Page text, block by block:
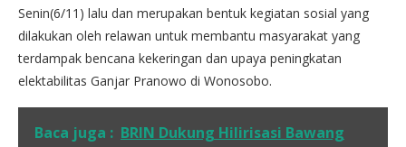
Senin(6/11) lalu dan merupakan bentuk kegiatan sosial yang
dilakukan oleh relawan untuk membantu masyarakat yang
terdampak bencana kekeringan dan upaya peningkatan
elektabilitas Ganjar Pranowo di Wonosobo.
Baca juga : BRIN Dukung Hilirisasi Bawang